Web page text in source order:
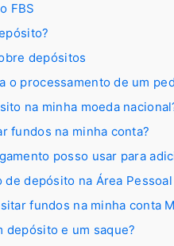
FBS
depósitos
o processamento de um
na minha moeda
fundos na minha conta?
posso usar para
de depósito na Área
fundos na minha conta
depósito e um saque?